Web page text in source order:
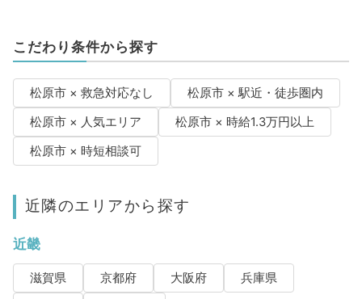
こだわり条件から探す
松原市 × 救急対応なし
松原市 × 駅近・徒歩圏内
松原市 × 人気エリア
松原市 × 時給1.3万円以上
松原市 × 時短相談可
近隣のエリアから探す
近畿
滋賀県 京都府 大阪府
兵庫県